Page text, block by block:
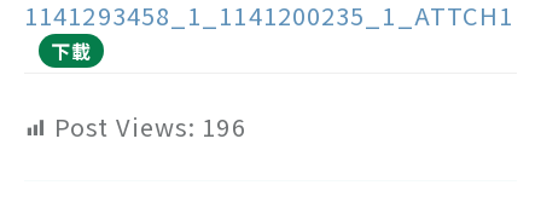
1141293458_1_1141200235_1_ATTCH1
下載
Post Views: 196